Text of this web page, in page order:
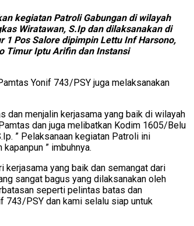
kegiatan Patroli Gabungan di wilayah
Wiratawan, S.Ip dan dilaksanakan di
1 Pos Salore dipimpin Lettu Inf Harsono,
Timur Iptu Arifin dan Instansi
Yonif 743/PSY juga melaksanakan
dan menjalin kerjasama yang baik di wilayah
dan juga melibatkan Kodim 1605/Belu
” Pelaksanaan kegiatan Patroli ini
” imbuhnya.
yang baik dan semangat dari
sangat bagus yang dilaksanakan oleh
seperti pelintas batas dan
743/PSY dan kami selalu siap untuk